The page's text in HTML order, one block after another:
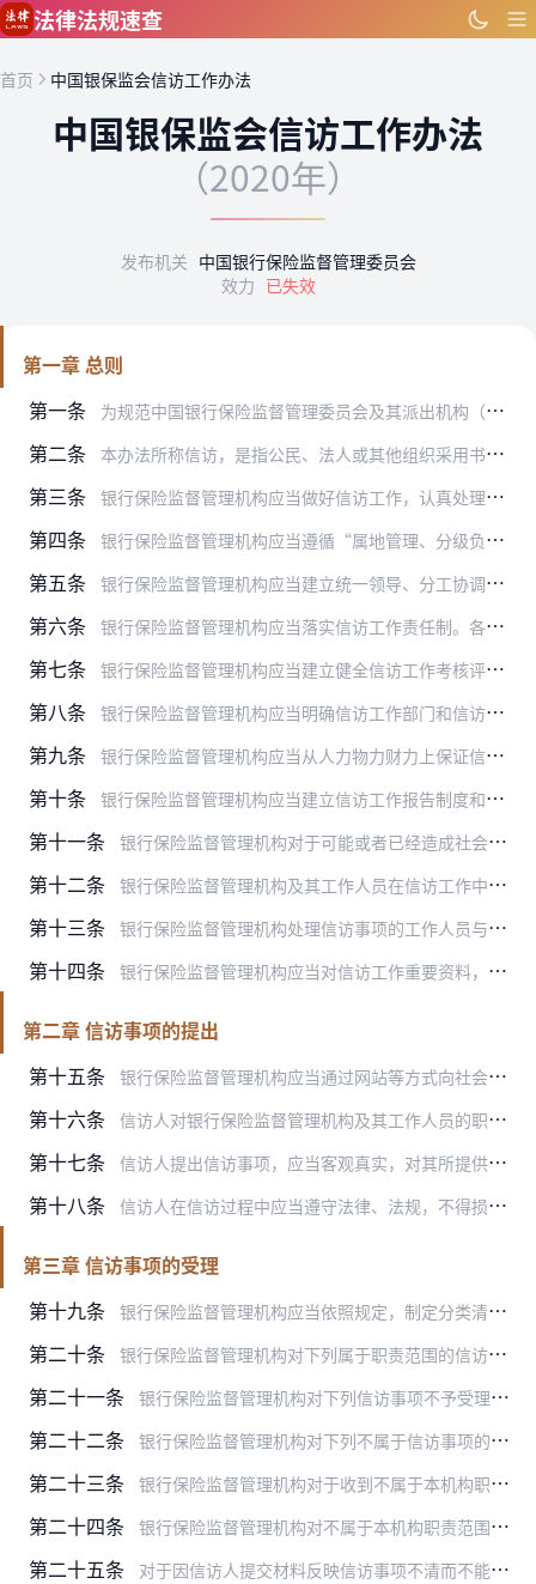
跳到主要内容
法律法规速查
首页 中国银保监会信访工作办法
中国银保监会信访工作办法
（2020年）
发布机关 中国银行保险监督管理委员会
效力 已失效
第一章 总则
第一条
为规范中国银行保险监督管理委员会及其派出机构（以下简称“银行保险监督管理机构”）信访工作，保障信访人合法权益，维护信访秩序，依据《中华人民共和国银行业监督管理法…
第二条 本办法所称信访，是指公民、法人或其他组织采用书信、传真、电话、走访等形式，向银行保险监督管理机构反映情况，提出建议、意见或者请求，依法应当由银行保险监督管理机构…
第三条 银行保险监督管理机构应当做好信访工作，认真处理来信、接待来访，倾听人民群众的意见、建议和要求，接受人民群众的监督，努力为人民服务。
第四条 银行保险监督管理机构应当遵循“属地管理、分级负责，谁主管、谁负责，依法、及时、就地解决问题与疏导教育相结合”的工作原则，处理职责范围内的信访事项。
第五条 银行保险监督管理机构应当建立统一领导、分工协调，统筹兼顾、标本兼治，各负其责、齐抓共管的信访工作格局，建立健全信访工作联席会议、信访矛盾纠纷排查调处、信访调查处…
第六条 银行保险监督管理机构应当落实信访工作责任制。各级机构及其部门的主要负责人对本单位、本部门信访工作负总责，其他负责人根据工作分工，对职责范围内的信访工作负主要领导…
第七条 银行保险监督管理机构应当建立健全信访工作考核评价机制，每年对本系统信访工作情况进行考核。考核结果作为对领导班子和领导干部综合考核以及其他有关干部考核、奖评的重要…
第八条 银行保险监督管理机构应当明确信访工作部门和信访承办部门。信访工作部门负责对本单位、本系统信访工作进行管理，具体负责分办本单位信访事项，督查指导本单位信访事项办理…
第九条 银行保险监督管理机构应当从人力物力财力上保证信访工作顺利开展。为信访工作部门配备充足、合格的工作人员，加强对信访干部的培训。设立专门的信访接待场所，配备录音录像…
第十条 银行保险监督管理机构应当建立信访工作报告制度和通报制度，加强信访信息工作。
第十一条 银行保险监督管理机构对于可能或者已经造成社会影响的重大、紧急信访事项和信访信息，应当在职责范围内依法及时采取措施，并及时报告情况。
第十二条 银行保险监督管理机构及其工作人员在信访工作中依法保护国家秘密、工作秘密、商业秘密和个人隐私。
第十三条 银行保险监督管理机构处理信访事项的工作人员与信访事项或者信访人有直接利害关系的，应当回避。
第十四条 银行保险监督管理机构应当对信访工作重要资料，按档案管理规定予以立卷保存。
第二章 信访事项的提出
第十五条
银行保险监督管理机构应当通过网站等方式向社会公布信访工作部门的通信地址、信访电话、来访接待时间和地点等信息。
第十六条 信访人对银行保险监督管理机构及其工作人员的职务行为反映情况、提出建议、意见，或者不服银行保险监督管理机构及其工作人员的职务行为，可以依照本办法向银行保险监督管理…
第十七条 信访人提出信访事项，应当客观真实，对其所提供材料内容的真实性负责，不得捏造歪曲事实，不得诬告陷害他人。
第十八条 信访人在信访过程中应当遵守法律、法规，不得损害国家、社会、集体和他人的合法权益，自觉维护社会公共秩序和信访秩序。
第三章 信访事项的受理
第十九条
银行保险监督管理机构应当依照规定，制定分类清单和处理程序，依法分类处理信访诉求。
第二十条 银行保险监督管理机构对下列属于职责范围的信访事项应当予以受理，并在收到完备材料之日起15日内向信访人出具受理告知书。
第二十一条 银行保险监督管理机构对下列信访事项不予受理或不再受理，并在收到完备材料之日起15日内告知信访人。
第二十二条 银行保险监督管理机构对下列不属于信访事项的请求，应依照有关规定程序处理并告知材料提交人。
第二十三条 银行保险监督管理机构对于收到不属于本机构职责范围处理事项材料的，不作为信访事项予以受理，引导材料提交人向有权机关反映。
第二十四条 银行保险监督管理机构对不属于本机构职责范围，但属于其他银行保险监督管理机构职责范围的信访事项，应当在收到材料之日起15日内转交其他有职责的银行保险监督管理机构；…
第二十五条 对于因信访人提交材料反映信访事项不清而不能办理的，银行保险监督管理机构可以在接到信访事项之日起15日内告知信访人补充相关材料；有关信访受理、答复等期限自收到完备…